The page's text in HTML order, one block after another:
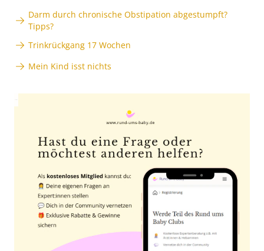
Darm durch chronische Obstipation abgestumpft?
Tipps?
Trinkrückgang 17 Wochen
Mein Kind isst nichts